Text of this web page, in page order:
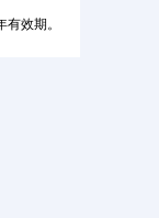
效期。